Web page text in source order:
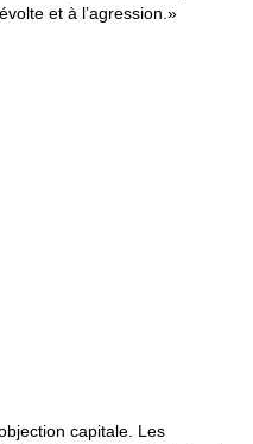
et à l’agression.»
capitale. Les